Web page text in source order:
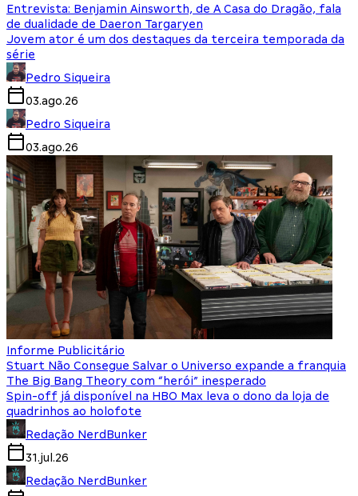
Entrevista: Benjamin Ainsworth, de A Casa do Dragão, fala
de dualidade de Daeron Targaryen
Jovem ator é um dos destaques da terceira temporada da
série
Pedro Siqueira
03.ago.26
Pedro Siqueira
03.ago.26
Informe Publicitário
Stuart Não Consegue Salvar o Universo expande a franquia
The Big Bang Theory com “herói” inesperado
Spin-off já disponível na HBO Max leva o dono da loja de
quadrinhos ao holofote
Redação NerdBunker
31.jul.26
Redação NerdBunker